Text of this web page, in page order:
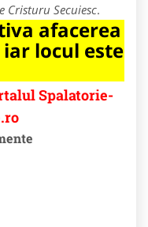
Cristuru Secuiesc.
afacerea
locul este
Spalatorie-